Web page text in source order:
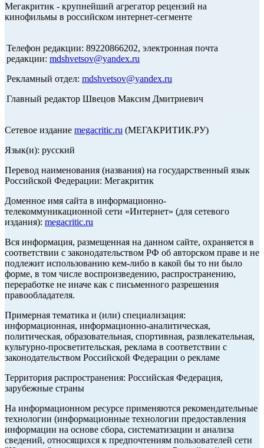
Мегакритик - крупнейший агрегатор рецензий на
кинофильмы в российском интернет-сегменте
Телефон редакции: 89220866202, электронная почта
редакции: mdshvetsov@yandex.ru
Рекламный отдел: mdshvetsov@yandex.ru
Главный редактор Швецов Максим Дмитриевич
Сетевое издание megacritic.ru (МЕГАКРИТИК.РУ)
Язык(и): русский
Перевод наименования (названия) на государственный язык
Российской Федерации: Мегакритик
Доменное имя сайта в информационно-
телекоммуникационной сети «Интернет» (для сетевого
издания): megacritic.ru
Вся информация, размещенная на данном сайте, охраняется в
соответствии с законодательством РФ об авторском праве и не
подлежит использованию кем-либо в какой бы то ни было
форме, в том числе воспроизведению, распространению,
переработке не иначе как с письменного разрешения
правообладателя.
Примерная тематика и (или) специализация:
информационная, информационно-аналитическая,
политическая, образовательная, спортивная, развлекательная,
культурно-просветительская, реклама в соответствии с
законодательством Российской Федерации о рекламе
Территория распространения: Российская Федерация,
зарубежные страны
На информационном ресурсе применяются рекомендательные
технологии (информационные технологии предоставления
информации на основе сбора, систематизации и анализа
сведений, относящихся к предпочтениям пользователей сети